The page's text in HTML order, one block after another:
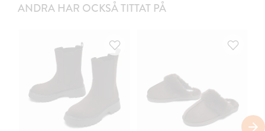
ANDRA HAR OCKSÅ TITTAT PÅ